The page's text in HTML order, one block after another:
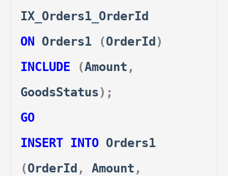
IX_Orders1_OrderId
ON
Orders1 (OrderId )
INCLUDE
(Amount ,
GoodsStatus);
GO
INSERT INTO Orders1
(OrderId , Amount ,